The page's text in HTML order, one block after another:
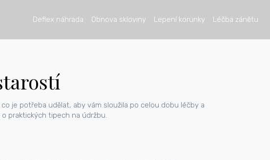
Deflex náhrada Obnova skloviny Lepení korunky Léčba zánětu
je potřeba udělat, aby vám sloužila po celou dobu léčby a
praktických tipech na údržbu.